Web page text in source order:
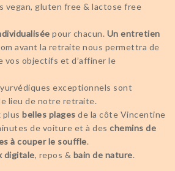
vegan, gluten free & lactose free
pour chacun. Un entretien
avant la retraite nous permettra de
vos objectifs et d’affiner le
exceptionnels sont
lieu de notre retraite.
plus belles plages de la côte Vincentine
de voiture et à des chemins de
à couper le souffle.
digitale, repos & bain de nature.